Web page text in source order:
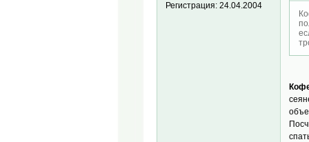
Регистрация:24.04.2004